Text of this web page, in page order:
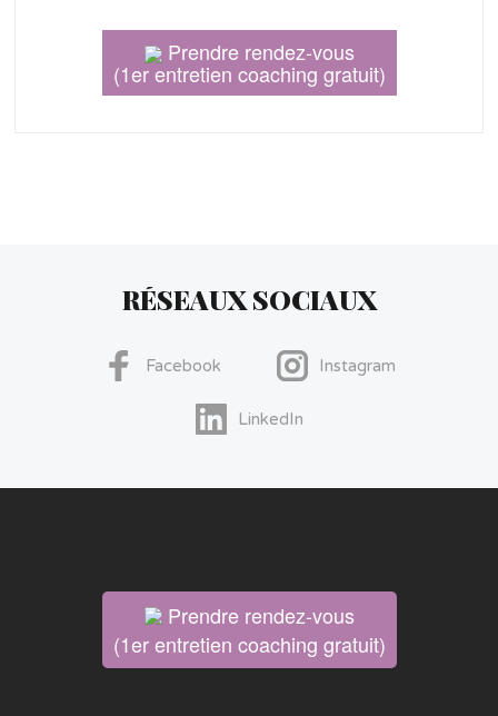
Prendre rendez-vous
(1er entretien coaching gratuit)
RÉSEAUX SOCIAUX
Facebook Instagram
LinkedIn
Prendre rendez-vous
(1er entretien coaching gratuit)